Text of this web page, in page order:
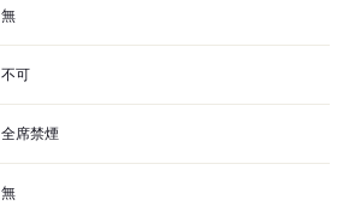
無
不可
全席禁煙
無